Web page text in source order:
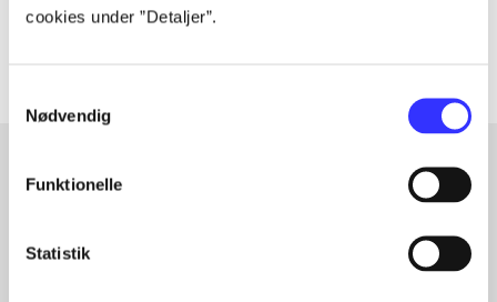
cookies under ”Detaljer”.
Nødvendig
Funktionelle
Statistik
Artiklerne i handler ofte om
Fra